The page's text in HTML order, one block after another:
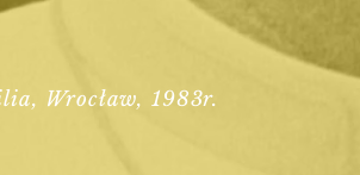
Wrocław, 1983r.